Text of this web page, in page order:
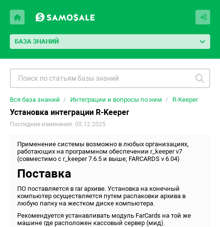
БАЗА ЗНАНИЙ
Вся база знаний Интеграции и вопросы по ним R-Keeper
Установка интеграции R-Keeper
Последние изменения: 05.12.2025
Применение системы возможно в любых организациях,
работающих на программном обеспечении r_keeper v7
(совместимо с r_keeper 7.6.5 и выше; FARCARDS v 6.04)
Поставка
ПО поставляется в rar архиве. Установка на конечный
компьютер осуществляется путем распаковки архива в
любую папку на жестком диске компьютера.
Рекомендуется устанавливать модуль FarCards на той же
машине где расположен кассовый сервер (мид).